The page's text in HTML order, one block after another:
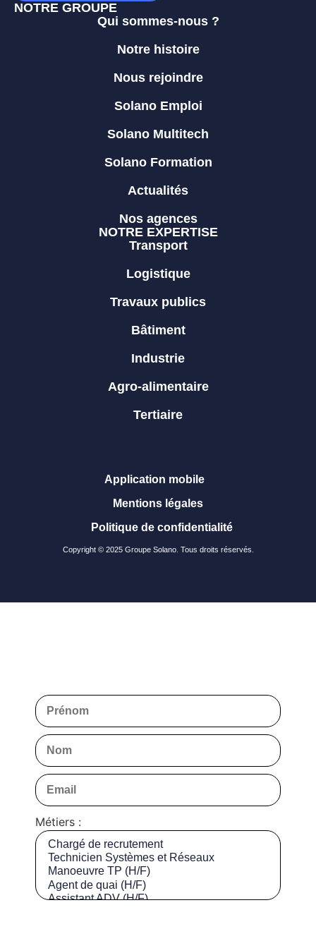
NOTRE GROUPE
Qui sommes-nous ?
Notre histoire
Nous rejoindre
Solano Emploi
Solano Multitech
Solano Formation
Actualités
Nos agences
NOTRE EXPERTISE
Transport
Logistique
Travaux publics
Bâtiment
Industrie
Agro-alimentaire
Tertiaire
Copyright © 2025 Groupe Solano. Tous droits réservés.
Application mobile
Mentions légales
Politique de confidentialité
Métiers :